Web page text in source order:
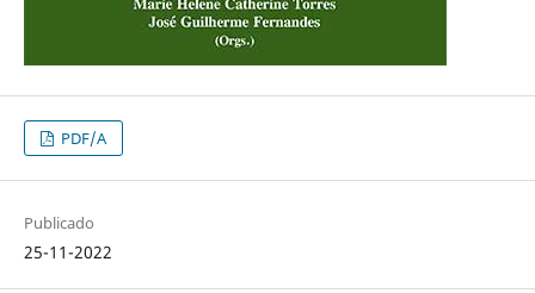
PDF/A
Publicado
25-11-2022